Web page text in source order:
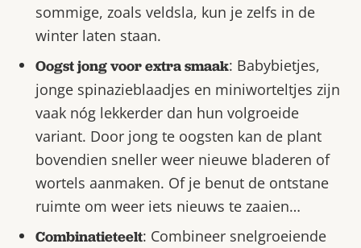
sommige, zoals veldsla, kun je zelfs in de
winter laten staan.
Oogst jong voor extra smaak: Babybietjes,
jonge spinazieblaadjes en miniworteltjes zijn
vaak nóg lekkerder dan hun volgroeide
variant. Door jong te oogsten kan de plant
bovendien sneller weer nieuwe bladeren of
wortels aanmaken. Of je benut de ontstane
ruimte om weer iets nieuws te zaaien…
Combinatieteelt: Combineer snelgroeiende